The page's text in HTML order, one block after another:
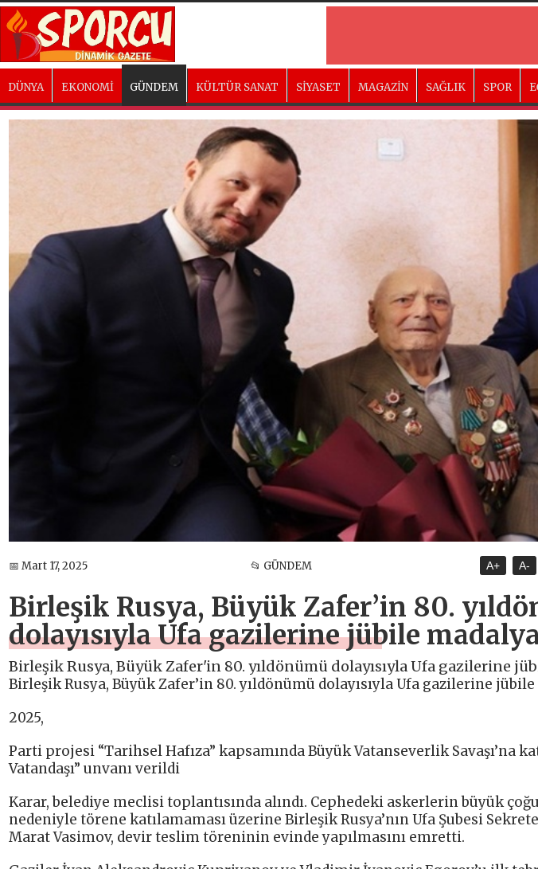
DÜNYA EKONOMİ GÜNDEM KÜLTÜR SANAT SİYASET MAGAZİN SAĞLIK SPOR
📅 Mart 17, 2025 📂 GÜNDEM A+ A-
Birleşik Rusya, Büyük Zafer’in 80.
dolayısıyla Ufa gazilerine jübile
Birleşik Rusya, Büyük Zafer'in 80. yıldönümü dolayısıyla Ufa gazilerine
Birleşik Rusya, Büyük Zafer’in 80. yıldönümü dolayısıyla Ufa gazilerine
2025,
Parti projesi “Tarihsel Hafıza” kapsamında Büyük Vatanseverlik Savaşı’na
Vatandaşı” unvanı verildi
Karar, belediye meclisi toplantısında alındı. Cephedeki askerlerin büyük
nedeniyle törene katılamaması üzerine Birleşik Rusya’nın Ufa Şubesi
Marat Vasimov, devir teslim töreninin evinde yapılmasını emretti.